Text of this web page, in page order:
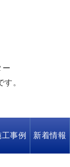
。
事例 新着情報